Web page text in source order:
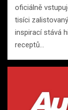
oficiálně
tisíci
inspirací stává
receptů…